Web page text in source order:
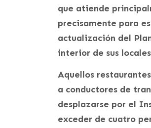
que atiende
precisamente para
actualización del
interior de sus
Aquellos
a conductores de
desplazarse por el
exceder de cuatro